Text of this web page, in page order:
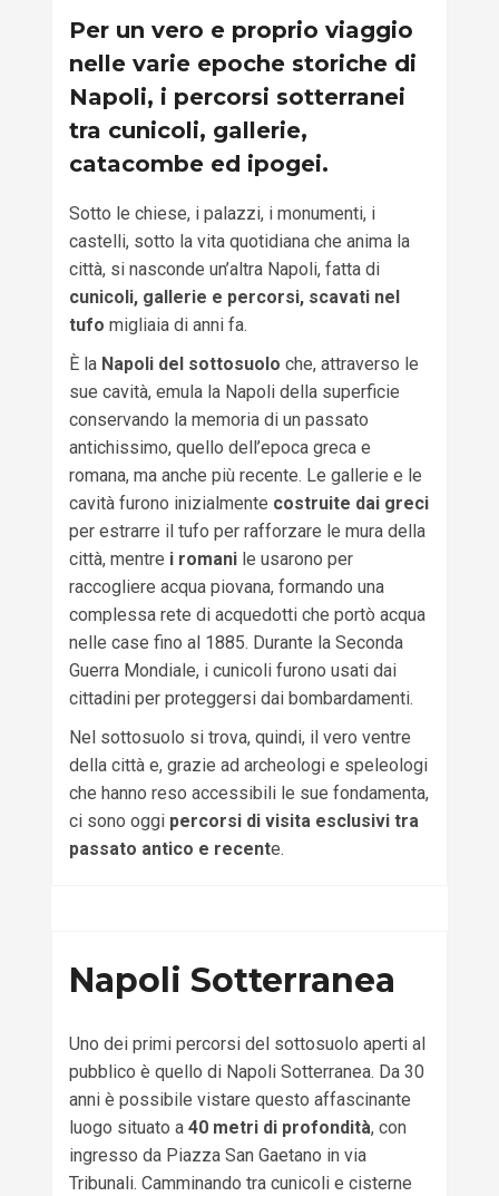
Per un vero e proprio viaggio
nelle varie epoche storiche di
Napoli, i percorsi sotterranei
tra cunicoli, gallerie,
catacombe ed ipogei.
Sotto le chiese, i palazzi, i monumenti, i
castelli, sotto la vita quotidiana che anima la
città, si nasconde un’altra Napoli, fatta di
cunicoli, gallerie e percorsi, scavati nel
tufo migliaia di anni fa.
È la Napoli del sottosuolo che, attraverso le
sue cavità, emula la Napoli della superficie
conservando la memoria di un passato
antichissimo, quello dell’epoca greca e
romana, ma anche più recente. Le gallerie e le
cavità furono inizialmente costruite dai greci
per estrarre il tufo per rafforzare le mura della
città, mentre i romanile usarono per
raccogliere acqua piovana, formando una
complessa rete di acquedotti che portò acqua
nelle case fino al 1885. Durante la Seconda
Guerra Mondiale, i cunicoli furono usati dai
cittadini per proteggersi dai bombardamenti.
Nel sottosuolo si trova, quindi, il vero ventre
della città e, grazie ad archeologi e speleologi
che hanno reso accessibili le sue fondamenta,
ci sono oggi percorsi di visita esclusivi tra
passato antico e recente.
Napoli Sotterranea
Uno dei primi percorsi del sottosuolo aperti al
pubblico è quello di Napoli Sotterranea. Da 30
anni è possibile vistare questo affascinante
luogo situato a 40 metri di profondità, con
ingresso da Piazza San Gaetano in via
Tribunali. Camminando tra cunicoli e cisterne